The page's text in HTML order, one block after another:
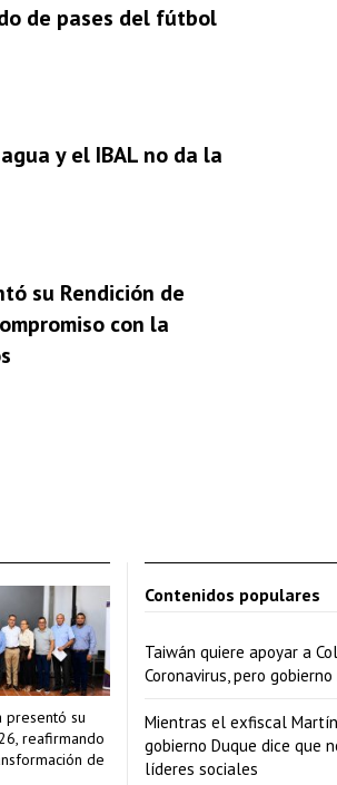
de pases del fútbol
y el IBAL no da la
su Rendición de
con la
presentó su
reafirmando
de
Contenidos populares
Taiwán quiere apoyar a
Coronavirus, pero
Mientras el exfiscal
gobierno Duque dice que
líderes sociales